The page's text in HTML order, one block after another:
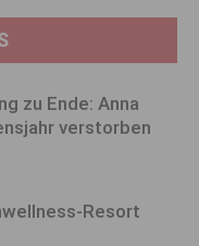
zu Ende: Anna
verstorben
Resort